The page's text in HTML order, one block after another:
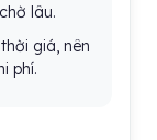
lâu.
giá, nên
phí.